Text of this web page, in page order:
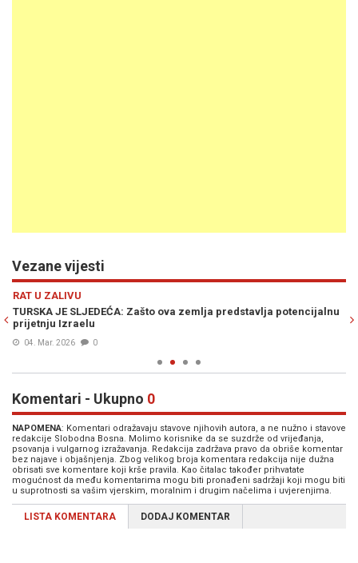
Vezane vijesti
RAT U ZALIVU
TURSKA JE SLJEDEĆA: Zašto ova zemlja predstavlja potencijalnu
prijetnju Izraelu
04. Mar. 2026 0
Komentari - Ukupno 0
NAPOMENA: Komentari odražavaju stavove njihovih autora, a ne nužno i stavove
redakcije Slobodna Bosna. Molimo korisnike da se suzdrže od vrijeđanja,
psovanja i vulgarnog izražavanja. Redakcija zadržava pravo da obriše komentar
bez najave i objašnjenja. Zbog velikog broja komentara redakcija nije dužna
obrisati sve komentare koji krše pravila. Kao čitalac također prihvatate
mogućnost da među komentarima mogu biti pronađeni sadržaji koji mogu biti
u suprotnosti sa vašim vjerskim, moralnim i drugim načelima i uvjerenjima.
LISTA KOMENTARA DODAJ KOMENTAR